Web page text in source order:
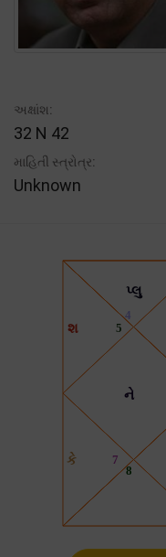
અક્ષાંશ:
32 N 42
માહિતી સ્ત્રોત્ર:
Unknown